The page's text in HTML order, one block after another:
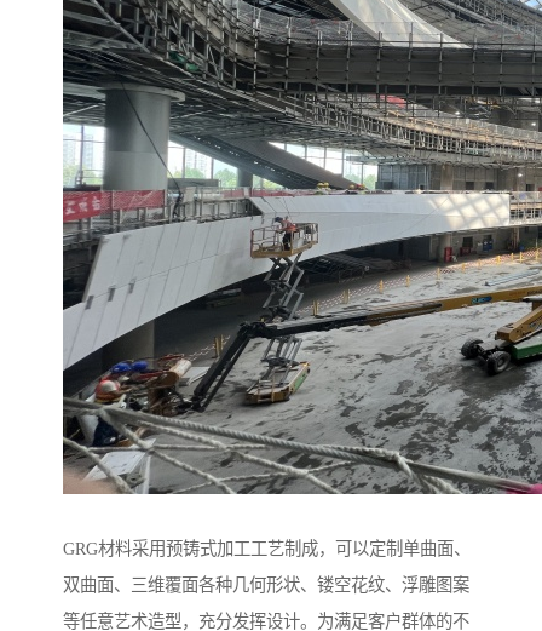
GRG材料采用预铸式加工工艺制成，可以定制单曲面、
双曲面、三维覆面各种几何形状、镂空花纹、浮雕图案
等任意艺术造型，充分发挥设计。为满足客户群体的不